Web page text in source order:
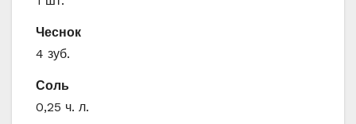
Чеснок
4 зуб.
Соль
0,25 ч. л.